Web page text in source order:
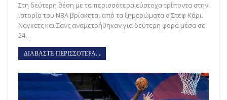
Στη δεύτερη θέση με τα περισσότερα εύστοχα τρίποντα στην
ιστορία του ΝΒΑ βρίσκεται από τα ξημερώματα ο Στεφ Κάρι.
Νάγκετς και Σανς αναμετρήθηκαν για δεύτερη φορά μέσα σε
24…
ΔΙΑΒΑΣΤΕ ΠΕΡΙΣΣΟΤΕΡΑ...